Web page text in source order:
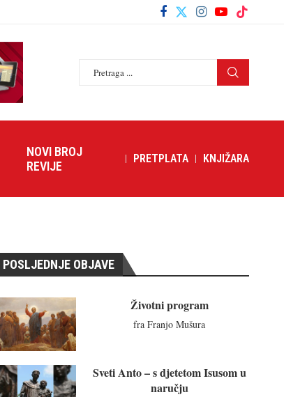
NOVI BROJ
REVIJE
PRETPLATA KNJIŽARA
POSLJEDNJE OBJAVE
Životni program
fra Franjo Mušura
Sveti Anto – s djetetom Isusom u
naručju